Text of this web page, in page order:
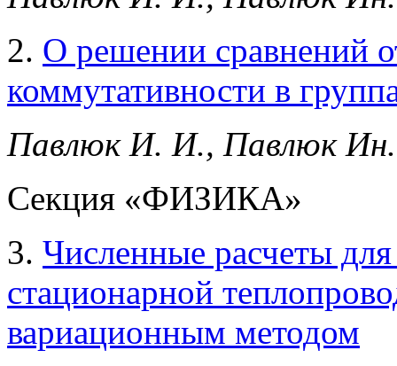
2. О решении сравнений
коммутативности в
Павлюк И. И., Павлюк
Секция «ФИЗИКА»
3. Численные расчеты
стационарной
вариационным методом